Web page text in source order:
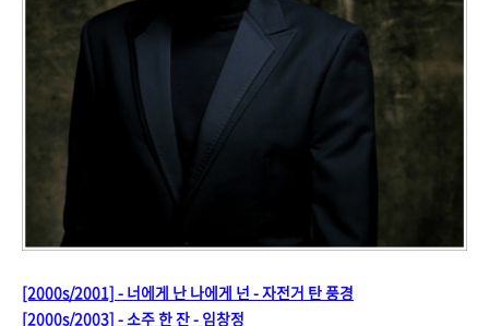
[2000s/2001] - 너에게 난 나에게 넌 - 자전거 탄 풍경
[2000s/2003] - 소주 한 잔 - 임창정